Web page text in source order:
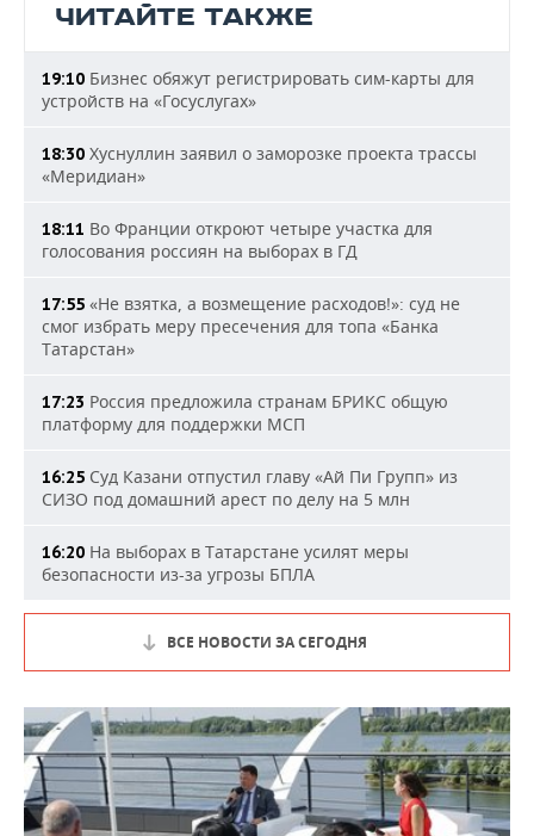
ЧИТАЙТЕ ТАКЖЕ
19:10 Бизнес обяжут регистрировать сим-карты для
устройств на «Госуслугах»
18:30 Хуснуллин заявил о заморозке проекта трассы
«Меридиан»
18:11 Во Франции откроют четыре участка для
голосования россиян на выборах в ГД
17:55 «Не взятка, а возмещение расходов!»: суд не
смог избрать меру пресечения для топа «Банка
Татарстан»
17:23 Россия предложила странам БРИКС общую
платформу для поддержки МСП
16:25 Суд Казани отпустил главу «Ай Пи Групп» из
СИЗО под домашний арест по делу на 5 млн
16:20 На выборах в Татарстане усилят меры
безопасности из-за угрозы БПЛА
ВСЕ НОВОСТИ ЗА СЕГОДНЯ